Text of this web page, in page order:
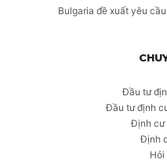
Bulgaria đề xuất yêu
Đầu tư
Đầu tư định
Định cư
Định
Hỏi